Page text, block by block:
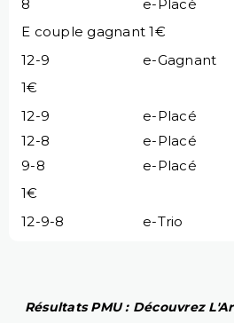
8
e-Placé
E couple gagnant 1€
12-9
e-Gagnant
1€
12-9
e-Placé
12-8
e-Placé
9-8
e-Placé
1€
12-9-8
e-Trio
Résultats PMU : Découvrez